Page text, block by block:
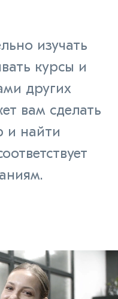
изучать
курсы и
других
вам сделать
и найти